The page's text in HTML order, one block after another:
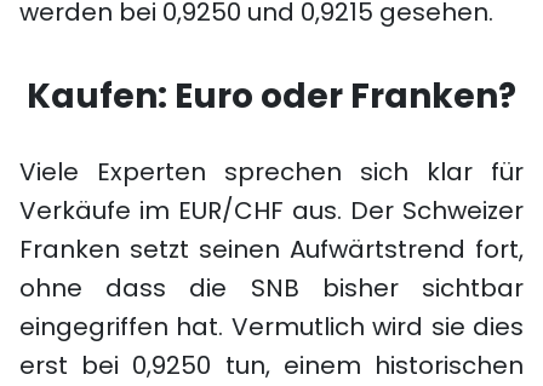
werden bei 0,9250 und 0,9215 gesehen.
Kaufen: Euro oder Franken?
Viele Experten sprechen sich klar für
Verkäufe im EUR/CHF aus. Der Schweizer
Franken setzt seinen Aufwärtstrend fort,
ohne dass die SNB bisher sichtbar
eingegriffen hat. Vermutlich wird sie dies
erst bei 0,9250 tun, einem historischen